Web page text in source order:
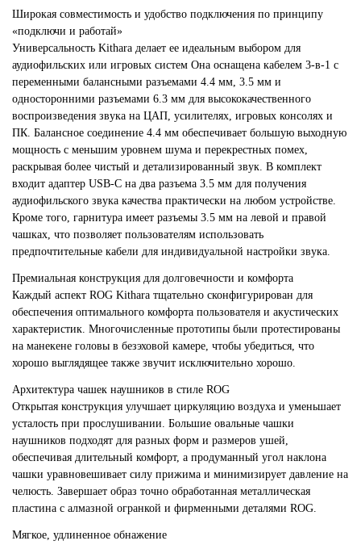
Широкая совместимость и удобство подключения по принципу
«подключи и работай»
Универсальность Kithara делает ее идеальным выбором для
аудиофильских или игровых систем Она оснащена кабелем 3-в-1 с
переменными балансными разъемами 4.4 мм, 3.5 мм и
односторонними разъемами 6.3 мм для высококачественного
воспроизведения звука на ЦАП, усилителях, игровых консолях и
ПК. Балансное соединение 4.4 мм обеспечивает большую выходную
мощность с меньшим уровнем шума и перекрестных помех,
раскрывая более чистый и детализированный звук. В комплект
входит адаптер USB-C на два разъема 3.5 мм для получения
аудиофильского звука качества практически на любом устройстве.
Кроме того, гарнитура имеет разъемы 3.5 мм на левой и правой
чашках, что позволяет пользователям использовать
предпочтительные кабели для индивидуальной настройки звука.
Премиальная конструкция для долговечности и комфорта
Каждый аспект ROG Kithara тщательно сконфигурирован для
обеспечения оптимального комфорта пользователя и акустических
характеристик. Многочисленные прототипы были протестированы
на манекене головы в безэховой камере, чтобы убедиться, что
хорошо выглядящее также звучит исключительно хорошо.
Архитектура чашек наушников в стиле ROG
Открытая конструкция улучшает циркуляцию воздуха и уменьшает
усталость при прослушивании. Большие овальные чашки
наушников подходят для разных форм и размеров ушей,
обеспечивая длительный комфорт, а продуманный угол наклона
чашки уравновешивает силу прижима и минимизирует давление на
челюсть. Завершает образ точно обработанная металлическая
пластина с алмазной огранкой и фирменными деталями ROG.
Мягкое, удлиненное обнажение